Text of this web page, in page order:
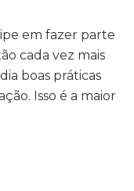
em fazer parte
cada vez mais
boas práticas
Isso é a maior